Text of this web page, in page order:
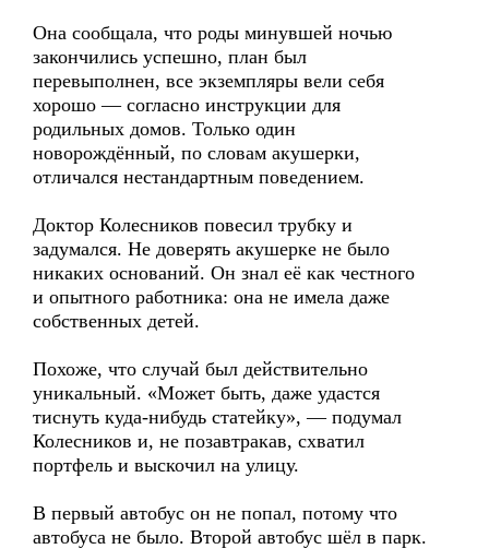
Она сообщала, что роды минувшей ночью
закончились успешно, план был
перевыполнен, все экземпляры вели себя
хорошо — согласно инструкции для
родильных домов. Только один
новорождённый, по словам акушерки,
отличался нестандартным поведением.
Доктор Колесников повесил трубку и
задумался. Не доверять акушерке не было
никаких оснований. Он знал её как честного
и опытного работника: она не имела даже
собственных детей.
Похоже, что случай был действительно
уникальный. «Может быть, даже удастся
тиснуть куда-нибудь статейку», — подумал
Колесников и, не позавтракав, схватил
портфель и выскочил на улицу.
В первый автобус он не попал, потому что
автобуса не было. Второй автобус шёл в парк.